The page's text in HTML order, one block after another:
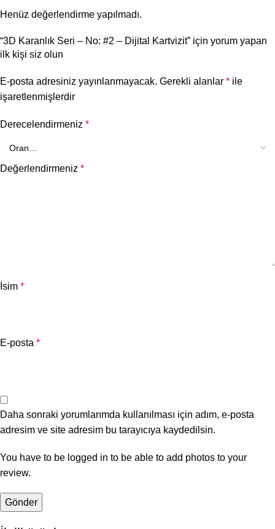
Henüz değerlendirme yapılmadı.
“3D Karanlık Seri – No: #2 – Dijital Kartvizit” için yorum yapan
ilk kişi siz olun
E-posta adresiniz yayınlanmayacak. Gerekli alanlar * ile
işaretlenmişlerdir
Derecelendirmeniz *
Değerlendirmeniz *
İsim *
E-posta *
Daha sonraki yorumlarımda kullanılması için adım, e-posta
adresim ve site adresim bu tarayıcıya kaydedilsin.
You have to be logged in to be able to add photos to your
review.